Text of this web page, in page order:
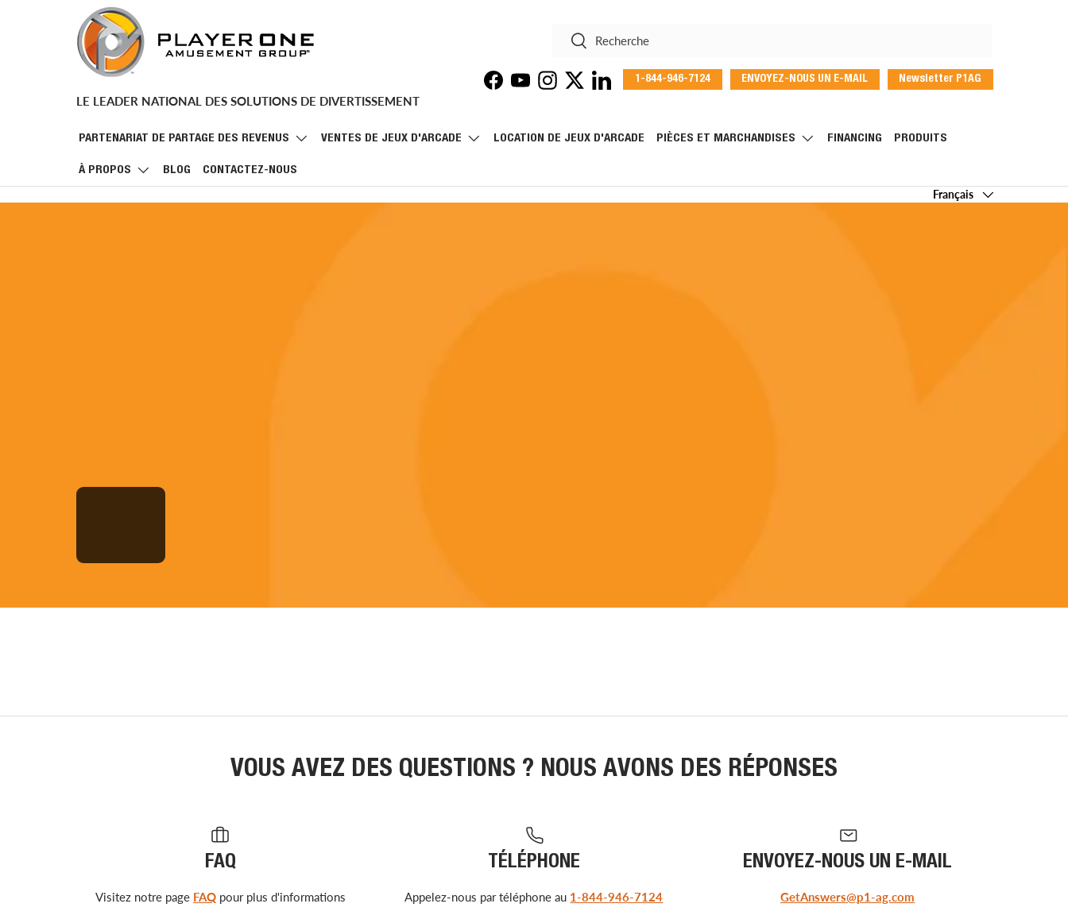
ALLER AU CONTENU
LE LEADER NATIONAL DES SOLUTIONS DE DIVERTISSEMENT
Recherche
Rechercher
Facebook
YouTubeInstagram
TwitterLinkedIn
1-844-946-7124 ENVOYEZ-NOUS UN E-MAIL Newsletter P1AG
PARTENARIAT DE PARTAGE DES REVENUS VENTES DE JEUX D'ARCADE LOCATION DE JEUX D'ARCADE PIÈCES ET MARCHANDISES FINANCING PRODUITS
À PROPOS BLOG
CONTACTEZ-NOUS
Langue
Français
VOUS AVEZ DES QUESTIONS ? NOUS AVONS DES RÉPONSES
FAQ
Visitez notre page FAQpour plus d'informations
TÉLÉPHONE
Appelez-nous par téléphone au 1-844-946-7124
ENVOYEZ-NOUS UN E-MAIL
GetAnswers@p1-ag.com